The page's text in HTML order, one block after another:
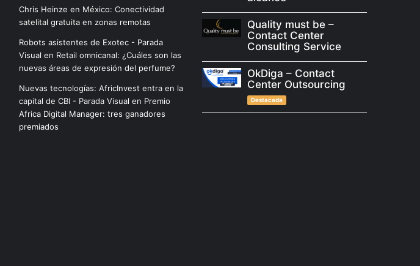
Chris Heinze en México: Conectividad
satelital gratuita en zonas remotas
Robots asistentes de Exotec - Parada
Visual en Retail omnicanal: ¿Cuáles son las
nuevas áreas de expresión del perfume?
Nuevas tecnologías: AfricInvest entra en la
capital de CBI - Parada Visual en Premio
Africa Digital Manager: tres ganadores
premiados
Quality must be –
Contact Center
Consulting Service
OkDiga – Contact
Center Outsourcing
Destacada